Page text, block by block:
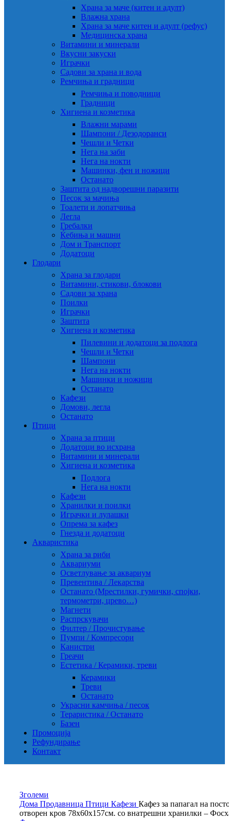
Храна за маче (китен и адулт)
Влажна храна
Храна за маче китен и адулт (рефус)
Медицинска храна
Витамини и минерали
Вкусни закуски
Играчки
Садови за храна и вода
Ремчиња и градници
Ремчиња и поводници
Градници
Хигиена и козметика
Влажни марами
Шампони / Дезодоранси
Чешли и Четки
Нега на заби
Нега на нокти
Машинки, фен и ножици
Останато
Заштита од надворешни паразити
Песок за мачиња
Тоалети и лопатчиња
Легла
Гребалки
Ќебиња и машни
Дом и Транспорт
Додатоци
Глодари
Храна за глодари
Витамини, стикови, блокови
Садови за храна
Поилки
Играчки
Заштита
Хигиена и козметика
Пилевини и додатоци за подлога
Чешли и Четки
Шампони
Нега на нокти
Машинки и ножици
Останато
Кафези
Домови, легла
Останато
Птици
Храна за птици
Додатоци во исхрана
Витамини и минерали
Хигиена и козметика
Подлога
Нега на нокти
Кафези
Хранилки и поилки
Играчки и лулашки
Опрема за кафез
Гнезда и додатоци
Акваристика
Храна за риби
Аквариуми
Осветлување за аквариум
Превентива / Лекарства
Останато (Мрестилки, гумички, спојки,
термометри, црево…)
Магнети
Распрскувачи
Филтер / Прочистување
Пумпи / Компресори
Канистри
Греачи
Естетика / Керамики, треви
Керамики
Треви
Останато
Украсни камчиња / песок
Тераристика / Останато
Базен
Промоција
Рефундирање
Контакт
Зголеми
Дома Продавница Птици Кафези Кафез за папагал на
отворен кров 78х60х157см. со внатрешни хранилки –